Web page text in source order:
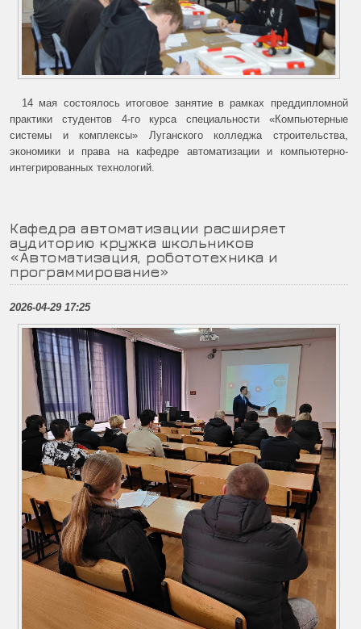
14 мая состоялось итоговое занятие в рамках преддипломной
практики студентов 4-го курса специальности «Компьютерные
системы и комплексы» Луганского колледжа строительства,
экономики и права на кафедре автоматизации и компьютерно-
интегрированных технологий.
Кафедра автоматизации расширяет
аудиторию кружка школьников
«Автоматизация, робототехника и
программирование»
2026-04-29 17:25